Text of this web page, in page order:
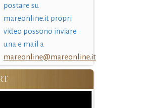
postare su
mareonline.it propri
video possono inviare
una e mail a
mareonline@mareonline.it